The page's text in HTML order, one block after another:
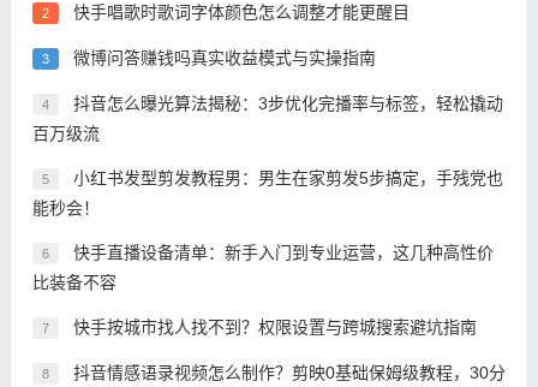
2 快手唱歌时歌词字体颜色怎么调整才能更醒目
3 微博问答赚钱吗真实收益模式与实操指南
4
抖音怎么曝光算法揭秘：3步优化完播率与标签，轻松撬动
百万级流
5
小红书发型剪发教程男：男生在家剪发5步搞定，手残党也
能秒会！
6
快手直播设备清单：新手入门到专业运营，这几种高性价
比装备不容
7 快手按城市找人找不到？权限设置与跨城搜索避坑指南
8
抖音情感语录视频怎么制作？剪映0基础保姆级教程，30分